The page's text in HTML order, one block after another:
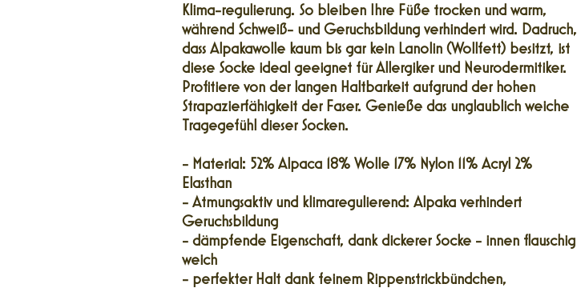
Klima-regulierung. So bleiben Ihre Füße trocken und warm,
während Schweiß- und Geruchsbildung verhindert wird. Dadruch,
dass Alpakawolle kaum bis gar kein Lanolin (Wollfett) besitzt, ist
diese Socke ideal geeignet für Allergiker und Neurodermitiker.
Profitiere von der langen Haltbarkeit aufgrund der hohen
Strapazierfähigkeit der Faser. Genieße das unglaublich weiche
Tragegefühl dieser Socken.
- Material: 52% Alpaca 18% Wolle 17% Nylon 11% Acryl 2%
Elasthan
- Atmungsaktiv und klimaregulierend: Alpaka verhindert
Geruchsbildung
- dämpfende Eigenschaft, dank dickerer Socke - innen flauschig
weich
- perfekter Halt dank feinem Rippenstrickbündchen,